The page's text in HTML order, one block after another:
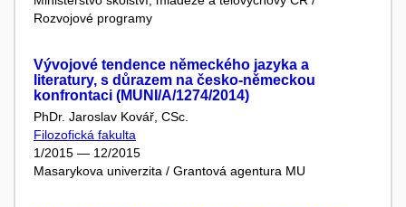
Rozvojové programy
Vývojové tendence německého jazyka a
literatury, s důrazem na česko-německou
konfrontaci (MUNI/A/1274/2014)
PhDr. Jaroslav Kovář, CSc.
Filozofická fakulta
1/2015 — 12/2015
Masarykova univerzita / Grantová agentura MU